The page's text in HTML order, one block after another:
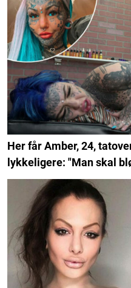
Her får Amber, 24,
lykkeligere: "Man skal